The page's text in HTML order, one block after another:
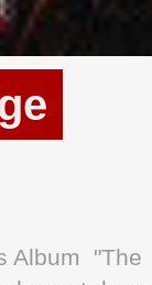
Album "The